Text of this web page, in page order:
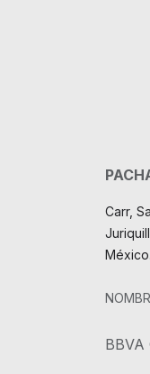
Carr,
México.
BBVA